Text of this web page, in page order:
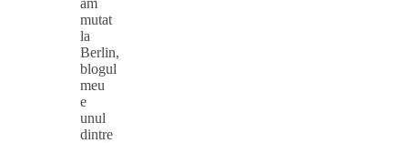
mutat
la
Berlin,
blogul
meu
e
unul
dintre